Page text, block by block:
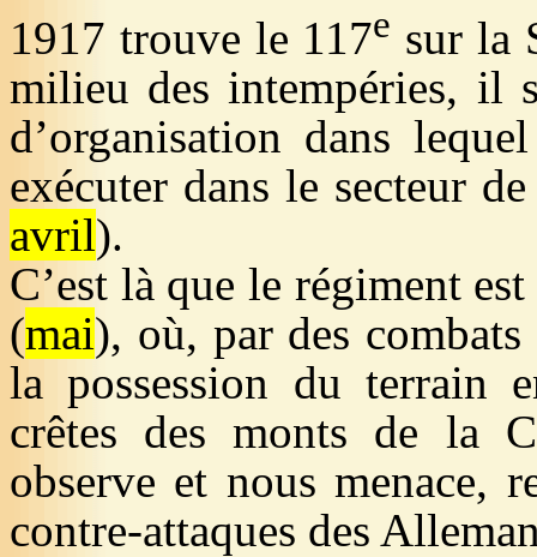
1917 trouve le 117e sur la
milieu des intempéries, il
d’organisation dans
exécuter dans le secteur
avril).
C’est là que le régiment
(mai), où, par des
la possession du terrain
crêtes des monts de la
observe et nous menace,
contre-attaques des